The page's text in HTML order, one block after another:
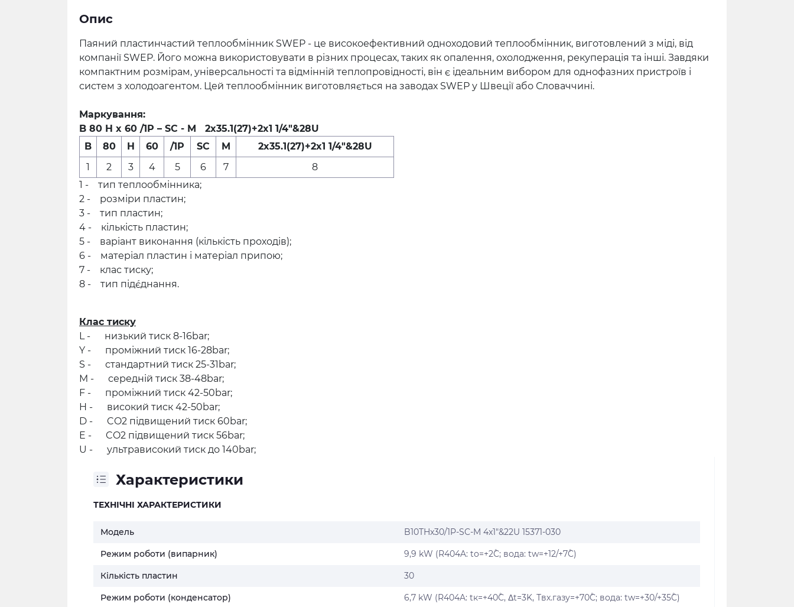
Опис
Паяний пластинчастий теплообмінник SWEP - це високоефективний одноходовий теплообмінник, виготовлений з міді, від
компанії SWEP. Його можна використовувати в різних процесах, таких як опалення, охолодження, рекуперація та інші. Завдяки
компактним розмірам, універсальності та відмінній теплопровідності, він є ідеальним вибором для однофазних пристроїв і
систем з холодоагентом. Цей теплообмінник виготовляється на заводах SWEP у Швеції або Словаччині.
Маркування:
B 80 H x 60 /1P – SC - M 2x35.1(27)+2x1 1/4"&28U
B
80 H 60 /1P SC M
2x35.1(27)+2x1 1/4"&28U
1
2 3 4 5 6 7
8
1 - тип теплообмінника;
2 - розміри пластин;
3 - тип пластин;
4 - кількість пластин;
5 - варіант виконання (кількість проходів);
6 - матеріал пластин і матеріал припою;
7 - клас тиску;
8 - тип під´єднання.
Клас тиску
L - низький тиск 8-16bar;
Y - проміжний тиск 16-28bar;
S - стандартний тиск 25-31bar;
M - середній тиск 38-48bar;
F - проміжний тиск 42-50bar;
H - високий тиск 42-50bar;
D - CO2 підвищений тиск 60bar;
E - CO2 підвищений тиск 56bar;
U - ультрависокий тиск до 140bar;
Характеристики
ТЕХНІЧНІ ХАРАКТЕРИСТИКИ
Модель B10THx30/1P-SC-M 4x1"&22U 15371-030
Режим роботи (випарник) 9,9 kW (R404A: tо=+2˚C; вода: tw=+12/+7˚C)
Кількість пластин 30
Режим роботи (конденсатор) 6,7 kW (R404A: tк=+40˚C, Δt=3K, Твх.газу=+70˚C; вода: tw=+30/+35˚C)